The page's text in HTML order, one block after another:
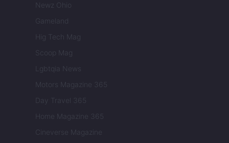
Newz Ohio
Gameland
Hig Tech Mag
Scoop Mag
Lgbtqia News
Motors Magazine 365
Day Travel 365
Home Magazine 365
Cineverse Magazine